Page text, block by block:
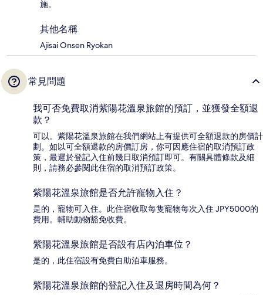
施。
其他名稱
Ajisai Onsen Ryokan
常見問題
我可否免費取消紫陽花溫泉旅館的預訂，並獲發全額退
款？
可以。紫陽花溫泉旅館在我們網站上有提供可全額退款的房價計
劃。如以可全額退款的房價訂房，你可因應住宿的取消預訂政
策，最遲於登記入住前幾日取消預訂即可。有關具體條款及細
則，請務必參閱此住宿的取消預訂政策。
紫陽花溫泉旅館是否允許寵物入住？
是的，寵物可入住。此住宿收取每隻寵物每次入住 JPY5000的
費用。輔助動物豁免收費。
紫陽花溫泉旅館是否設有店內泊車位？
是的，此住宿設有免費自助泊車服務。
紫陽花溫泉旅館的登記入住及退房時間為何？